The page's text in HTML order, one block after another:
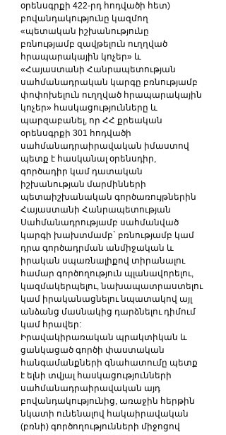
օրենսգրքի 422-րդ հոդվածի հետ)
բովանդակությունը կազմող
«պետական իշխանությունը
բռնությամբ զավթելուն ուղղված
հրապարակային կոչեր» և
«Հայաստանի Հանրապետության
սահմանադրական կարգը բռնությամբ
փոփոխելուն ուղղված հրապարակային
կոչեր» հասկացությունները և
պարզաբանել, որ ՀՀ քրեական
օրենսգրքի 301 հոդվածի
սահմանադրաիրավական իմաստով
պետք է հասկանալ օրենսդիր,
գործադիր կամ դատական
իշխանության մարմինների
պետաիշխանական գործառույթներին
Հայաստանի Հանրապետության
Սահմանադրությամբ սահմանված
կարգի խախտմամբ` բռնությամբ կամ
դրա գործադրման անմիջական և
իրական սպառնալիքով տիրանալու
համար գործողություն պլանավորելու,
կազմակերպելու, նախապատրաստելու
կամ իրականացնելու նպատակով այլ
անձանց մասնակից դարձնելու դիմում
կամ հրավեր:
Իրավակիրառական պրակտիկան և
ցանկացած գործի փաստական
հանգամանքների գնահատումը պետք
է ելնի տվյալ հասկացությունների
սահմանադրաիրավական այդ
բովանդակությունից, առաջին հերթին
նկատի ունենալով հակաիրավական
(բռնի) գործողությունների միջոցով